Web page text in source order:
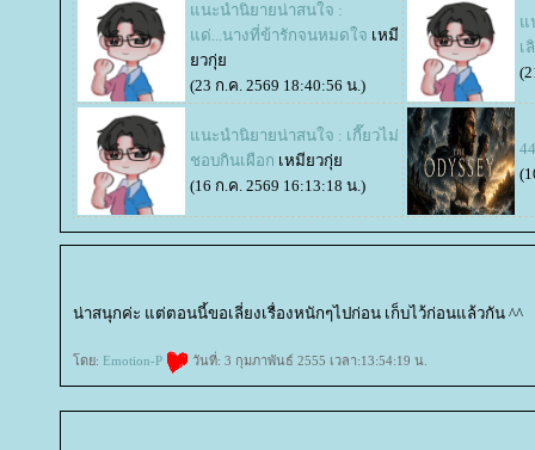
นะนำนิยายน่าสนใจ :
ด่...นางที่ข้ารักจนหมดใจ เหมี
วกุ่
(23 ก.ค. 2569 18:40:56 น.)
น
เ
นะนำนิยายน่าสนใจ : เกี๊ยวไม่
ชอบกินเผือก เหมียวกุ่
(16 ก.ค. 2569 16:13:18 น.)
น่าสนุกค่ะ แต่ตอนนี้ขอเลี่ยงเรื่องหนักๆไปก่อน เก็บไว้ก่อนแล้วกัน ^^
ดย: Emotion-P วันที่: 3 กุมภาพันธ์ 2555 เวลา:13:54:19 น.